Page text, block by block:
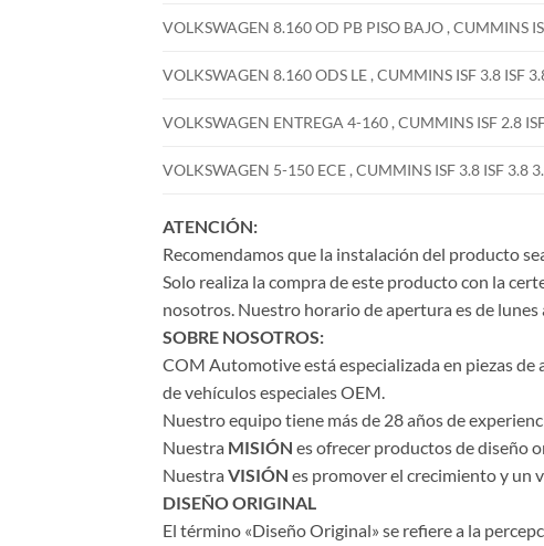
VOLKSWAGEN 8.160 OD PB PISO BAJO , CUMMINS
VOLKSWAGEN 8.160 ODS LE , CUMMINS ISF 3.8 ISF
VOLKSWAGEN ENTREGA 4-160 , CUMMINS ISF 2.8
VOLKSWAGEN 5-150 ECE , CUMMINS ISF 3.8 ISF 3.8
ATENCIÓN:
Recomendamos que la instalación del producto
Solo realiza la compra de este producto con la
nosotros. Nuestro horario de apertura es de lunes
SOBRE NOSOTROS:
COM Automotive está especializada en piezas
de vehículos especiales OEM.
Nuestro equipo tiene más de 28 años de
Nuestra MISIÓN es ofrecer productos de diseño
Nuestra VISIÓN es promover el crecimiento y un
DISEÑO ORIGINAL
El término «Diseño Original» se refiere a la